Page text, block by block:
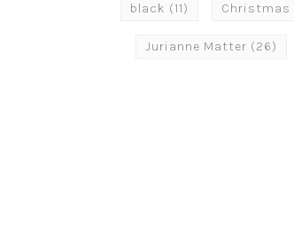
black (11) Christmas
Jurianne Matter (26)